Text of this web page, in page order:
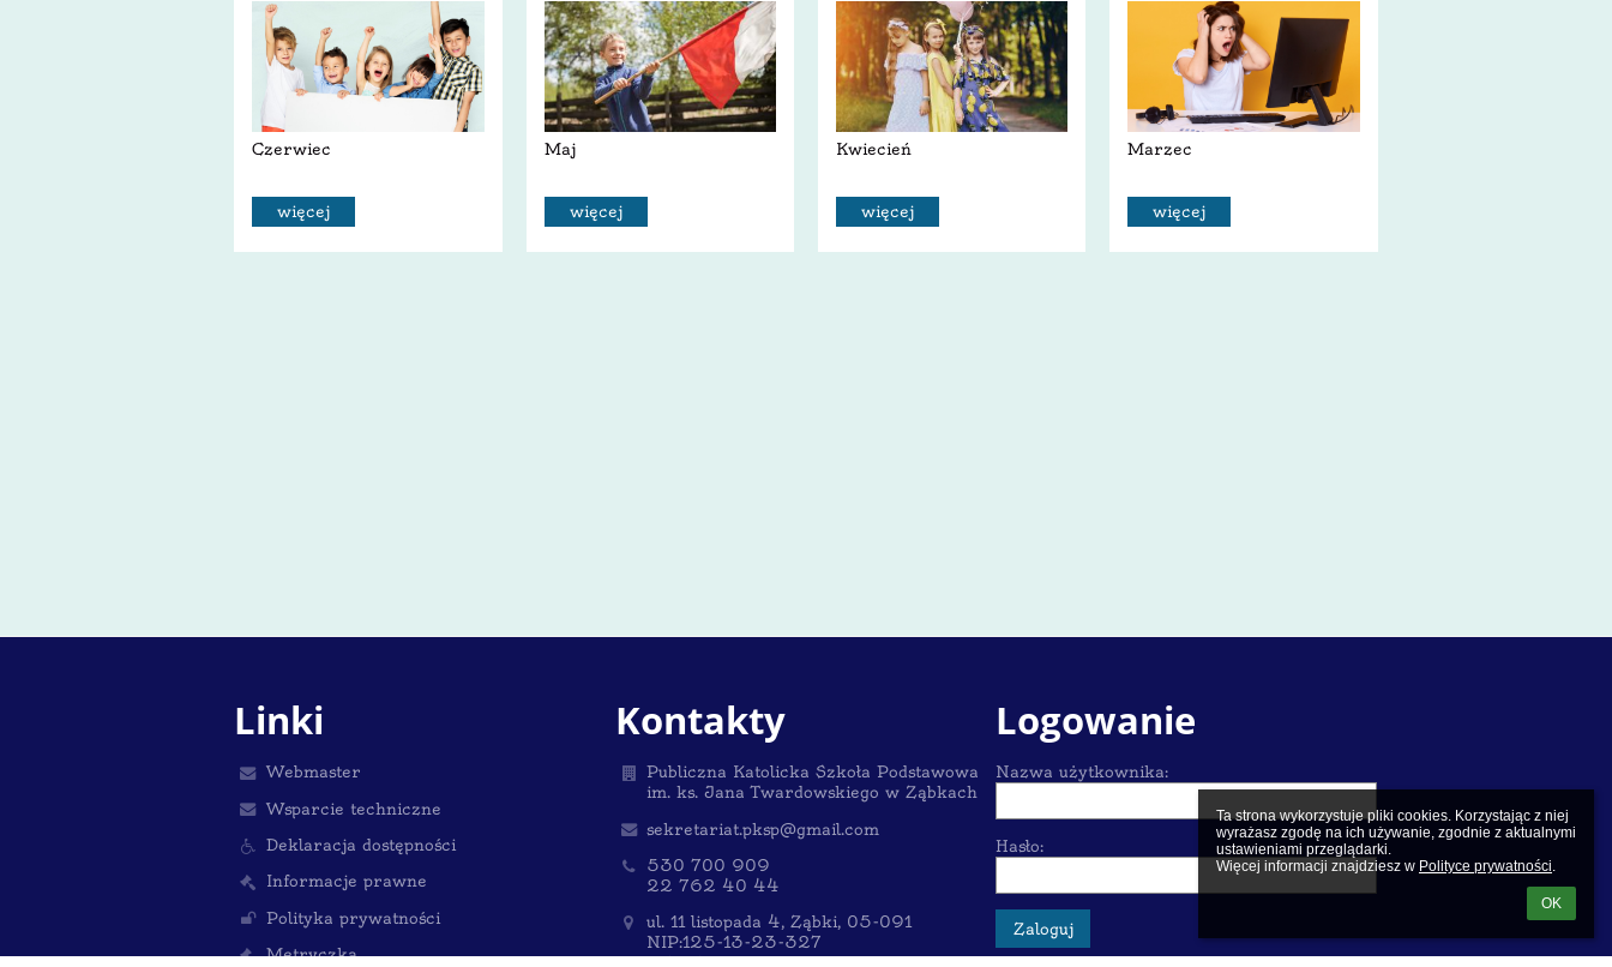
Ta strona wykorzystuje pliki cookies. Korzystając z niej
wyrażasz zgodę na ich używanie, zgodnie z aktualnymi
ustawieniami przeglądarki.
Więcej informacji znajdziesz w Polityce prywatności.
OK
Czerwiec
więcej
Maj
więcej
Kwiecień
więcej
Marzec
więcej
Linki
Webmaster
Wsparcie techniczne
Deklaracja dostępności
Informacje prawne
Polityka prywatności
Metryczka
Kontakty
Publiczna Katolicka Szkoła Podstawowa
im. ks. Jana Twardowskiego w Ząbkach
sekretariat.pksp@gmail.com
530 700 909
22 762 40 44
ul. 11 listopada 4, Ząbki, 05-091
NIP:125-13-23-327
Logowanie
Nazwa użytkownika:
Hasło: